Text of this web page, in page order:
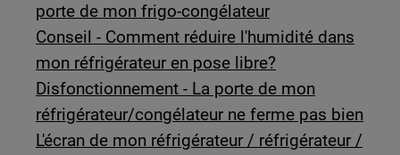
porte de mon frigo-congélateur
Conseil - Comment réduire l'humidité dans
mon réfrigérateur en pose libre?
Disfonctionnement - La porte de mon
réfrigérateur/congélateur ne ferme pas bien
L'écran de mon réfrigérateur / réfrigérateur /